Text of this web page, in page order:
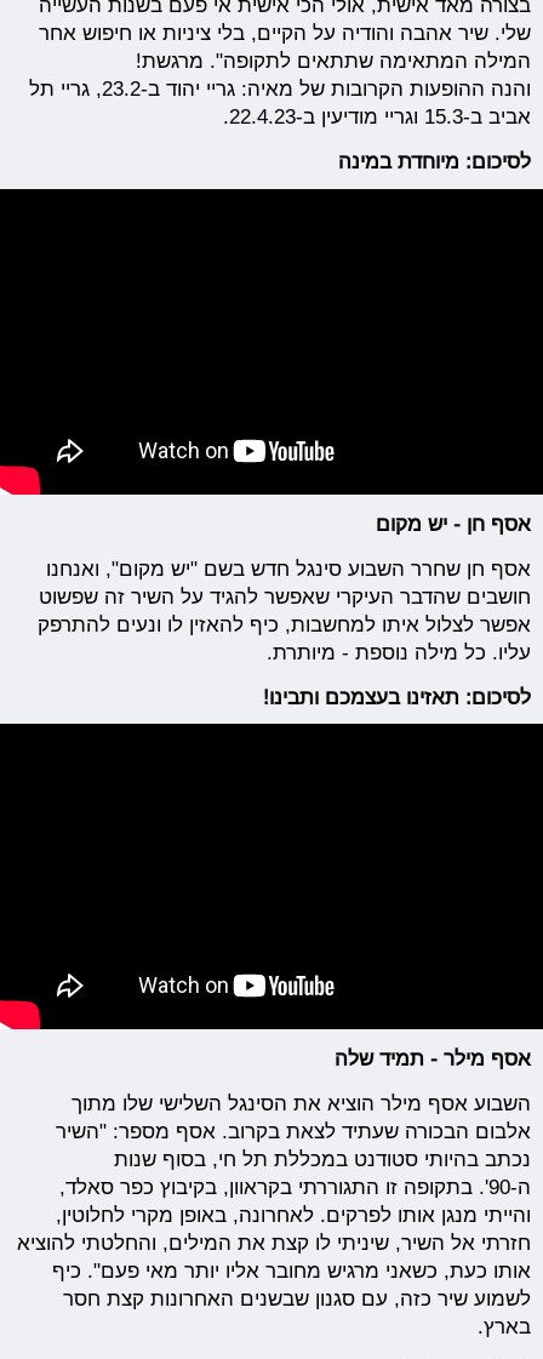
בצורה מאד אישית, אולי הכי אישית אי פעם בשנות העשייה
שלי. שיר אהבה והודיה על הקיים, בלי ציניות או חיפוש אחר
המילה המתאימה שתתאים לתקופה". מרגשת!
והנה ההופעות הקרובות של מאיה: גריי יהוד ב-23.2, גריי תל
אביב ב-15.3 וגריי מודיעין ב-22.4.23.
לסיכום: מיוחדת במינה
אסף חן - יש מקום
אסף חן שחרר השבוע סינגל חדש בשם "יש מקום", ואנחנו
חושבים שהדבר העיקרי שאפשר להגיד על השיר זה שפשוט
אפשר לצלול איתו למחשבות, כיף להאזין לו ונעים להתרפק
עליו. כל מילה נוספת - מיותרת.
לסיכום: תאזינו בעצמכם ותבינו!
אסף מילר - תמיד שלה
השבוע אסף מילר הוציא את הסינגל השלישי שלו מתוך
אלבום הבכורה שעתיד לצאת בקרוב. אסף מספר: "השיר
נכתב בהיותי סטודנט במכללת תל חי, בסוף שנות
ה-90'. בתקופה זו התגוררתי בקראוון, בקיבוץ כפר סאלד,
והייתי מנגן אותו לפרקים. לאחרונה, באופן מקרי לחלוטין,
חזרתי אל השיר, שיניתי לו קצת את המילים, והחלטתי להוציא
אותו כעת, כשאני מרגיש מחובר אליו יותר מאי פעם". כיף
לשמוע שיר כזה, עם סגנון שבשנים האחרונות קצת חסר
בארץ.